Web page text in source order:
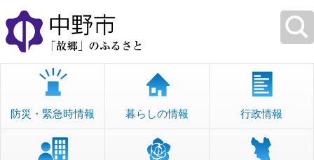
本
文
へ
移
防災・緊急時情報 暮らしの情報 行政情報